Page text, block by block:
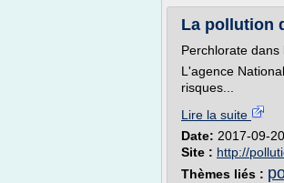
La pollution
Perchlorate
L'agence
risques...
Lire la suite
Date: 2017-09-
Site : http://
Thèmes liés :